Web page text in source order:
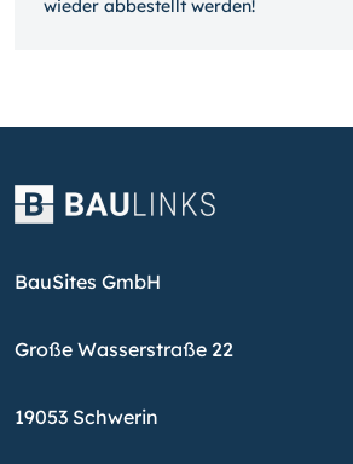
wieder ab­bestellt werden!
BauSites GmbH
Große Wasserstraße 22
19053 Schwerin